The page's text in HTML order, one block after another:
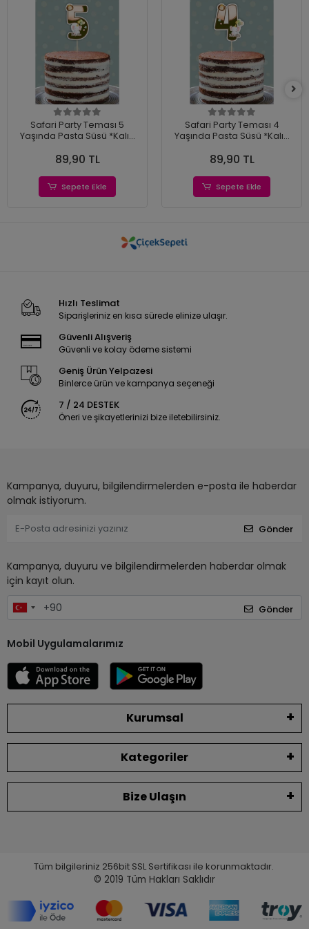
Safari Party Teması 5
Yaşında Pasta Süsü *Kalın
89,90 TL
Sepete Ekle
Safari Party Teması 4
Yaşında Pasta Süsü *Kalın
89,90 TL
Sepete Ekle
Hızlı Teslimat
Siparişleriniz en kısa sürede elinize ulaşır.
Güvenli Alışveriş
Güvenli ve kolay ödeme sistemi
Geniş Ürün Yelpazesi
Binlerce ürün ve kampanya seçeneği
7 / 24 DESTEK
Öneri ve şikayetlerinizi bize iletebilirsiniz.
Kampanya, duyuru, bilgilendirmelerden e-posta ile haberdar
olmak istiyorum.
Gönder
Kampanya, duyuru ve bilgilendirmelerden haberdar olmak
için kayıt olun.
Gönder
Mobil Uygulamalarımız
Kurumsal
Kategoriler
Bize Ulaşın
Tüm bilgileriniz 256bit SSL Sertifikası ile korunmaktadır.
© 2019 Tüm Hakları Saklıdır